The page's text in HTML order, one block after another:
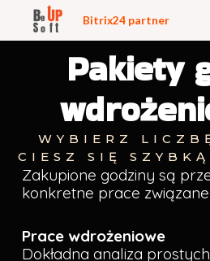
Przejdź
Bitrix24 partner
Pakiety
WYBIERZ
CIESZ SIĘ
Zakupione godziny są
konkretne prace związane
Prace wdrożeniowe
Dokładna analiza